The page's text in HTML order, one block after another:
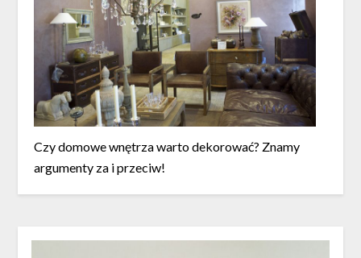
Czy domowe wnętrza warto dekorować? Znamy
argumenty za i przeciw!